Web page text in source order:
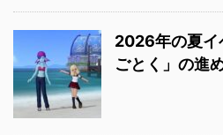
2026年の夏イ
ごとく」の進